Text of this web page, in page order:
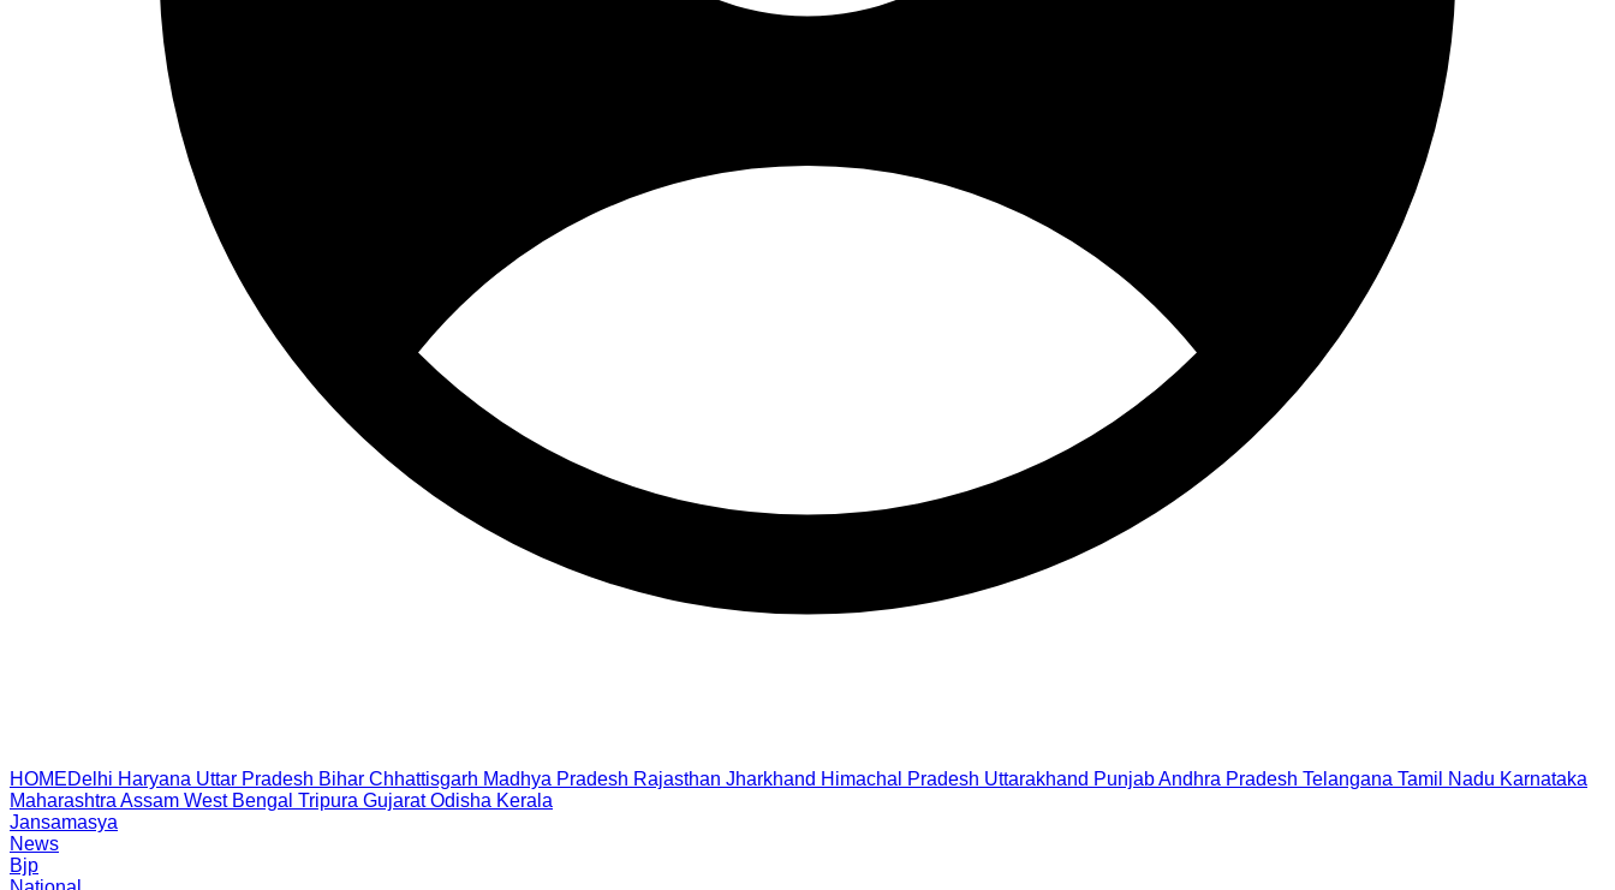
HOMEDelhi Haryana Uttar Pradesh Bihar Chhattisgarh Madhya Pradesh Rajasthan Jharkhand Himachal Pradesh Uttarakhand PunjabAndhra Pradesh Telangana Tamil Nadu Karnataka
Maharashtra Assam West Bengal Tripura Gujarat Odisha Kerala
Jansamasya
News
Bjp